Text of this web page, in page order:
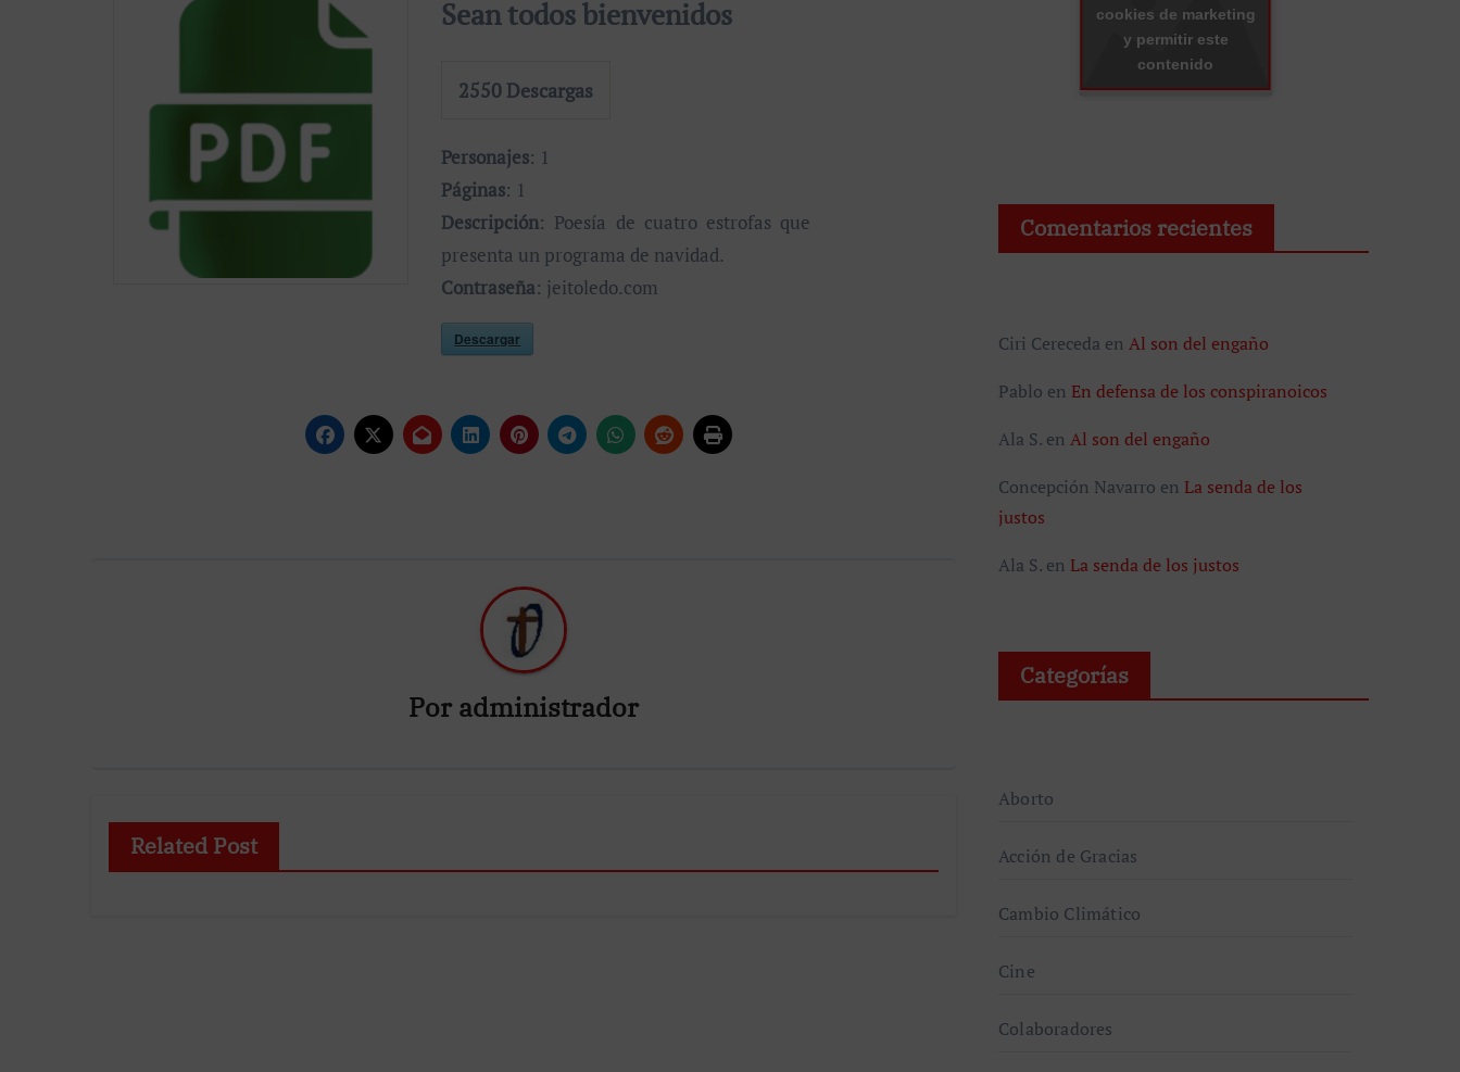
Sean todos bienvenidos
2550 Descargas
Personajes: 1
Páginas: 1
Descripción: Poesía de cuatro estrofas que
presenta un programa de navidad.
Contraseña: jeitoledo.com
Descargar
Por administrador
Related Post
cookies de marketing
y permitir este
contenido
Comentarios recientes
Ciri Cereceda en Al son del engaño
Pablo en En defensa de los conspiranoicos
Ala S. en Al son del engaño
Concepción Navarro en La senda de los
justos
Ala S. en La senda de los justos
Categorías
Aborto
Acción de Gracias
Cambio Climático
Cine
Colaboradores